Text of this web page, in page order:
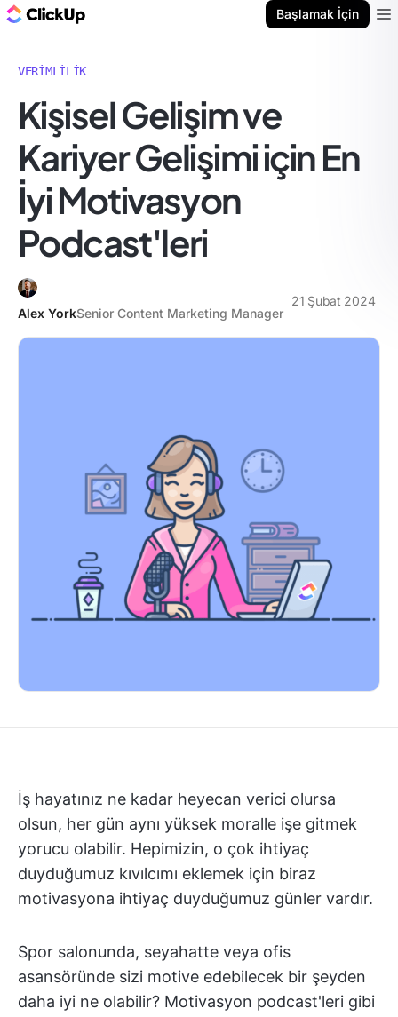
Başlamak İçin
VERIMLILIK
Kişisel Gelişim ve
Kariyer Gelişimi için En
İyi Motivasyon
Podcast'leri
Alex YorkSenior Content Marketing Manager
21 Şubat 2024
İş hayatınız ne kadar heyecan verici olursa
olsun, her gün aynı yüksek moralle işe gitmek
yorucu olabilir. Hepimizin, o çok ihtiyaç
duyduğumuz kıvılcımı eklemek için biraz
motivasyona ihtiyaç duyduğumuz günler vardır.
Spor salonunda, seyahatte veya ofis
asansöründe sizi motive edebilecek bir şeyden
daha iyi ne olabilir? Motivasyon podcast'leri gibi